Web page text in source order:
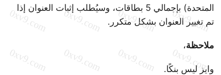
المتحدة) بإجمالي 5 بطاقات، وسيُطلب إثبات العنوان إذا
تم تغيير العنوان بشكل متكرر.
ملاحظة،
وايز ليس بنكًا.